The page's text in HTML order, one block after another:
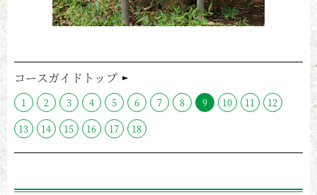
コースガイドトップ
1 2 3 4 5 6 7 8 9 10 11
12
13
14 15 16 17 18